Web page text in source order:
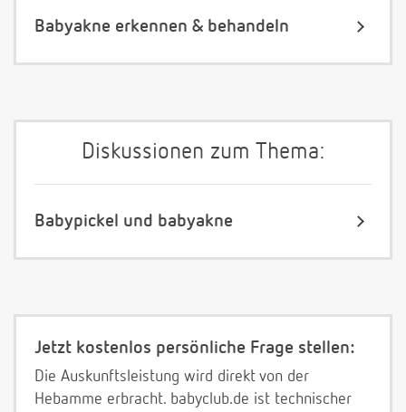
Babyakne erkennen & behandeln
Diskussionen zum Thema:
Babypickel und babyakne
Jetzt kostenlos persönliche Frage stellen:
Die Auskunftsleistung wird direkt von der
Hebamme erbracht. babyclub.de ist technischer